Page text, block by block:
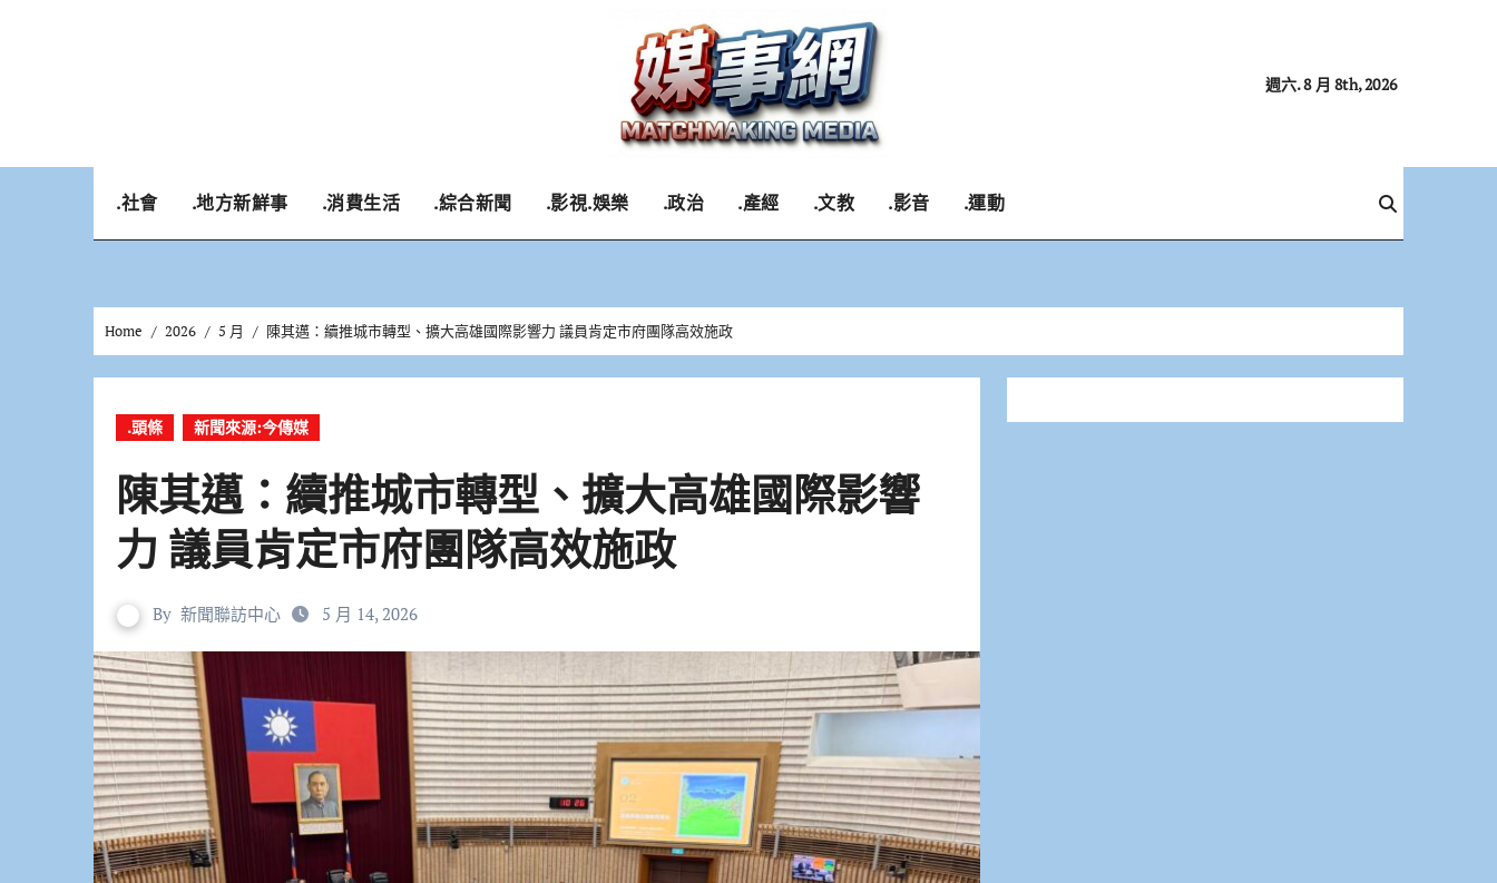
週六. 8 月 8th, 2026
.社會 .地方新鮮事 .消費生活 .綜合新聞 .影視.娛樂 .政治 .產經 .文教 .影音 .運動
Home 2026 5 月 陳其邁：續推城市轉型、擴大高雄國際影響力 議員肯定市府團隊高效施政
.頭條 新聞來源:今傳媒
陳其邁：續推城市轉型、擴大高雄國際影響
力 議員肯定市府團隊高效施政
By 新聞聯訪中心 5 月 14, 2026